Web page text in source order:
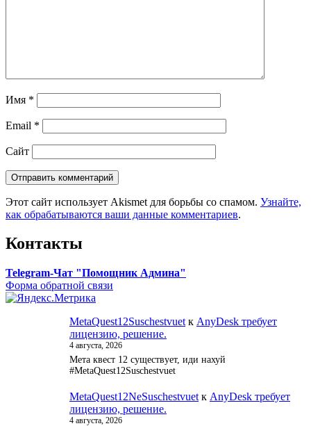
Имя *
Email *
Сайт
Этот сайт использует Akismet для борьбы со спамом. Узнайте,
как обрабатываются ваши данные комментариев.
Контакты
Telegram-Чат "Помощник Админа"
Форма обратной связи
MetaQuest12Suschestvuet к AnyDesk требует
лицензию, решение.
4 августа, 2026
Мета квест 12 существует, иди нахуй
#MetaQuest12Suschestvuet
MetaQuest12NeSuschestvuet к AnyDesk требует
лицензию, решение.
4 августа, 2026